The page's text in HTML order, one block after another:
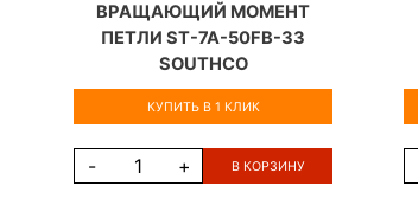
ВРАЩАЮЩИЙ МОМЕНТ
ПЕТЛИ ST-7A-50FB-33
SOUTHCO
КУПИТЬ В 1 КЛИК
- + В КОРЗИНУ